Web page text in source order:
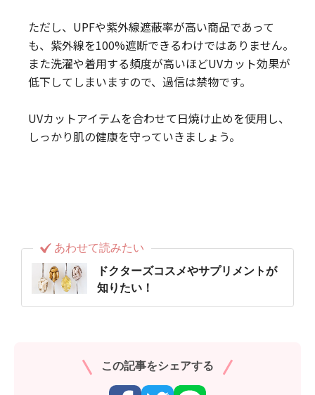
ただし、UPFや紫外線遮蔽率が高い商品であって
も、紫外線を100%遮断できるわけではありません。
また洗濯や着用する頻度が高いほどUVカット効果が
低下してしまいますので、過信は禁物です。
UVカットアイテムを合わせて日焼け止めを使用し、
しっかり肌の健康を守っていきましょう。
あわせて読みたい
ドクターズコスメやサプリメントが
知りたい！
この記事をシェアする